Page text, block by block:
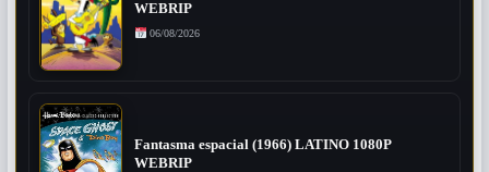
WEBRIP
06/08/2026
Fantasma espacial (1966) LATINO 1080P
WEBRIP